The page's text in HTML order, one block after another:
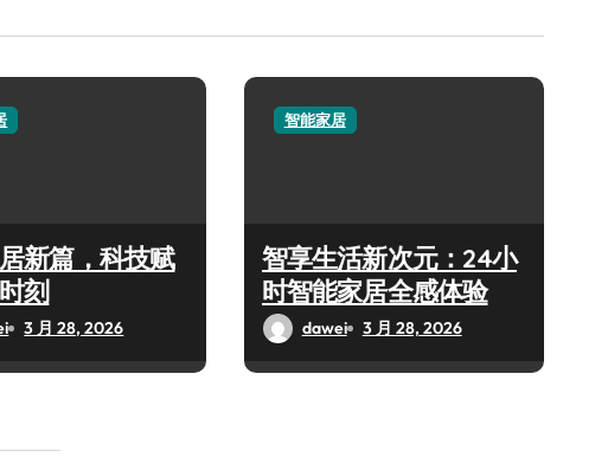
新篇，科技赋
刻
3 月 28, 2026
智能家居
智享生活新次元：24小
时智能家居全感体验
dawei 3 月 28, 2026